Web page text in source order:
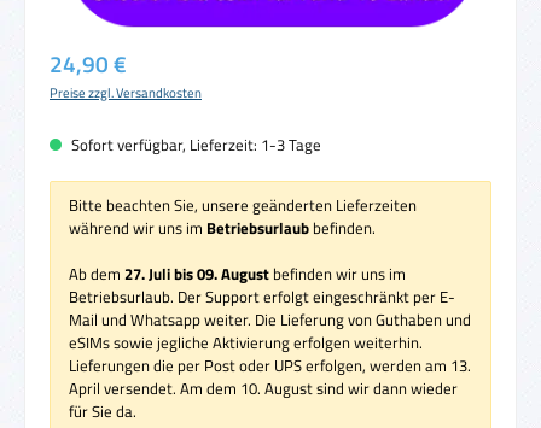
Regulärer Preis:
24,90 €
Preise zzgl. Versandkosten
Sofort verfügbar, Lieferzeit: 1-3 Tage
Bitte beachten Sie, unsere geänderten Lieferzeiten
während wir uns im Betriebsurlaub befinden.
Ab dem 27. Juli bis 09. August befinden wir uns im
Betriebsurlaub. Der Support erfolgt eingeschränkt per E-
Mail und Whatsapp weiter. Die Lieferung von Guthaben und
eSIMs sowie jegliche Aktivierung erfolgen weiterhin.
Lieferungen die per Post oder UPS erfolgen, werden am 13.
April versendet. Am dem 10. August sind wir dann wieder
für Sie da.